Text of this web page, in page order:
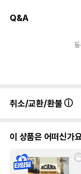
Q&A
취소/교환/환불
이 상품은 어떠신가